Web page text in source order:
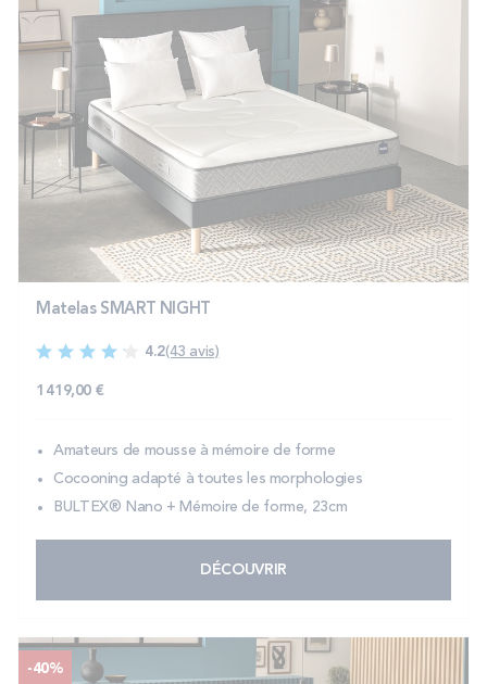
Matelas SMART NIGHT
4.2(43 avis)
1 419,00 €
Amateurs de mousse à mémoire de forme
Cocooning adapté à toutes les morphologies
BULTEX® Nano + Mémoire de forme, 23cm
DÉCOUVRIR
-40%